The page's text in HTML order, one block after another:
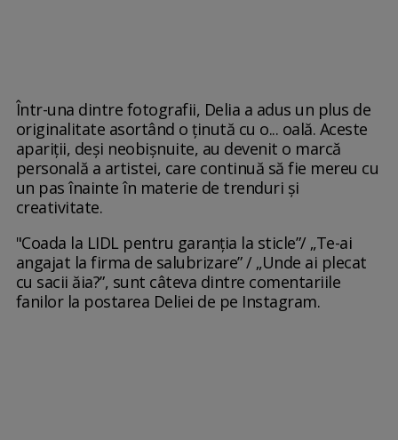
Într-una dintre fotografii, Delia a adus un plus de
originalitate asortând o ținută cu o... oală. Aceste
apariții, deși neobișnuite, au devenit o marcă
personală a artistei, care continuă să fie mereu cu
un pas înainte în materie de trenduri și
creativitate.
"Coada la LIDL pentru garanția la sticle”/ „Te-ai
angajat la firma de salubrizare” / „Unde ai plecat
cu sacii ăia?”, sunt câteva dintre comentariile
fanilor la postarea Deliei de pe Instagram.